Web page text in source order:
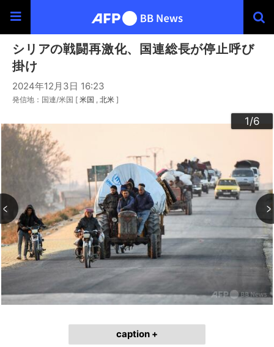
シリアの戦闘再激化、国連総長が停止呼び
掛け
2024年12月3日 16:23
発信地：国連/米国 [ 米国 北米 ]
1/6
2/6
3/6
4/6
5/6
6/6
caption +